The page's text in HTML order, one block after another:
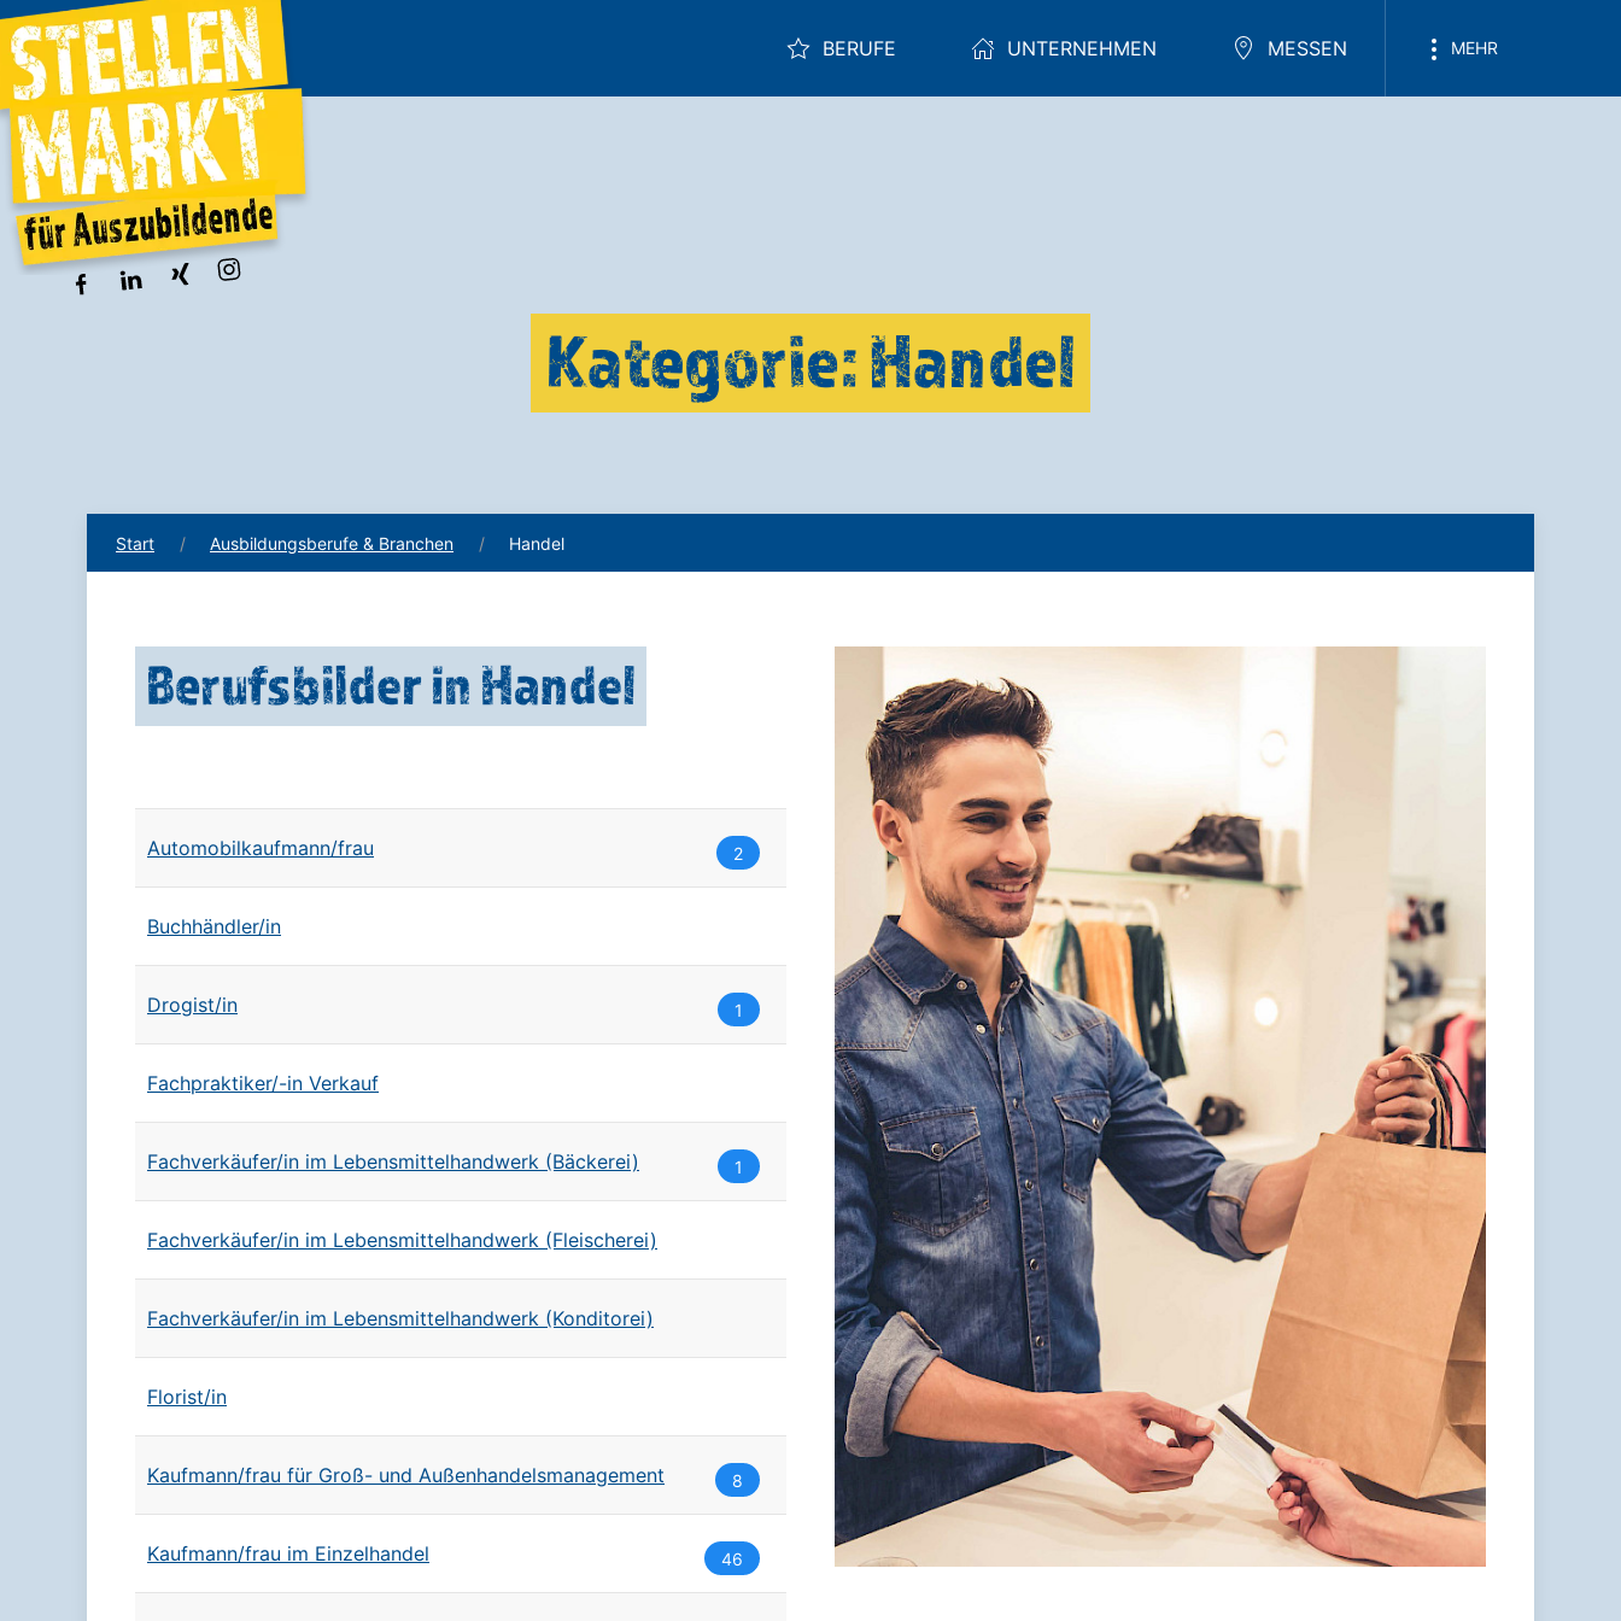
BERUFE UNTERNEHMEN MESSEN MEHR
Kategorie: Handel
Start Ausbildungsberufe & Branchen Handel
Berufsbilder in Handel
Automobilkaufmann/frau 2
Buchhändler/in
Drogist/in 1
Fachpraktiker/-in Verkauf
Fachverkäufer/in im Lebensmittelhandwerk (Bäckerei) 1
Fachverkäufer/in im Lebensmittelhandwerk (Fleischerei)
Fachverkäufer/in im Lebensmittelhandwerk (Konditorei)
Florist/in
Kaufmann/frau für Groß- und Außenhandelsmanagement 8
Kaufmann/frau im Einzelhandel 46